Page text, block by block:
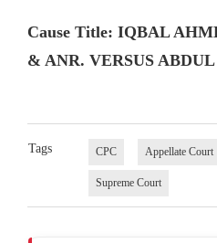
Cause Title: IQBAL
& ANR. VERSUS
Tags CPC Appellate Court
Supreme Court